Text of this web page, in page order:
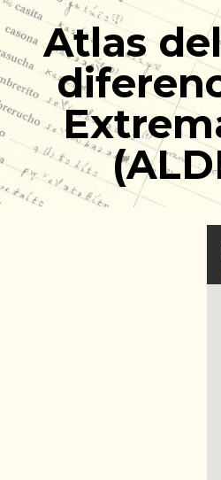
Ir
al
contenidoAtlas